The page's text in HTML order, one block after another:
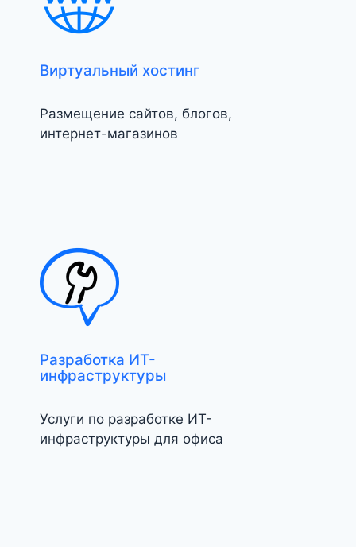
Виртуальный хостинг
Размещение сайтов, блогов,
интернет-магазинов
Разработка ИТ-
инфраструктуры
Услуги по разработке ИТ-
инфраструктуры для офиса